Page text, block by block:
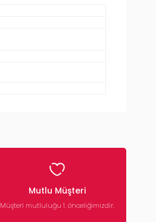
Mutlu Müşteri
Müşteri mutluluğu 1. önceliğimizdir.